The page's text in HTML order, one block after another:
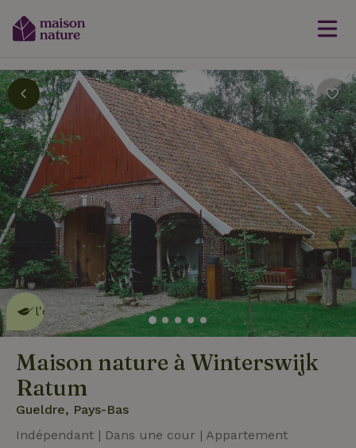
Cette Maison Nature fait de
l'effet en savoir plus
Maison nature à Winterswijk
Ratum
Gueldre, Pays-Bas
Indépendant | Dans une cour | Appartement